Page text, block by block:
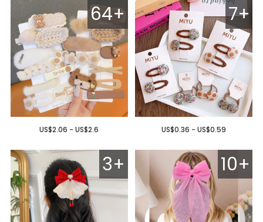
64+
US$2.06 - US$2.6
7+
US$0.36 - US$0.59
3+ 10+